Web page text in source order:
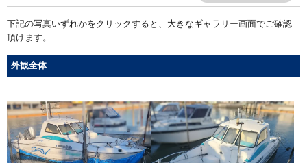
下記の写真いずれかをクリックすると、大きなギャラリー画面でご確認
頂けます。
外観全体